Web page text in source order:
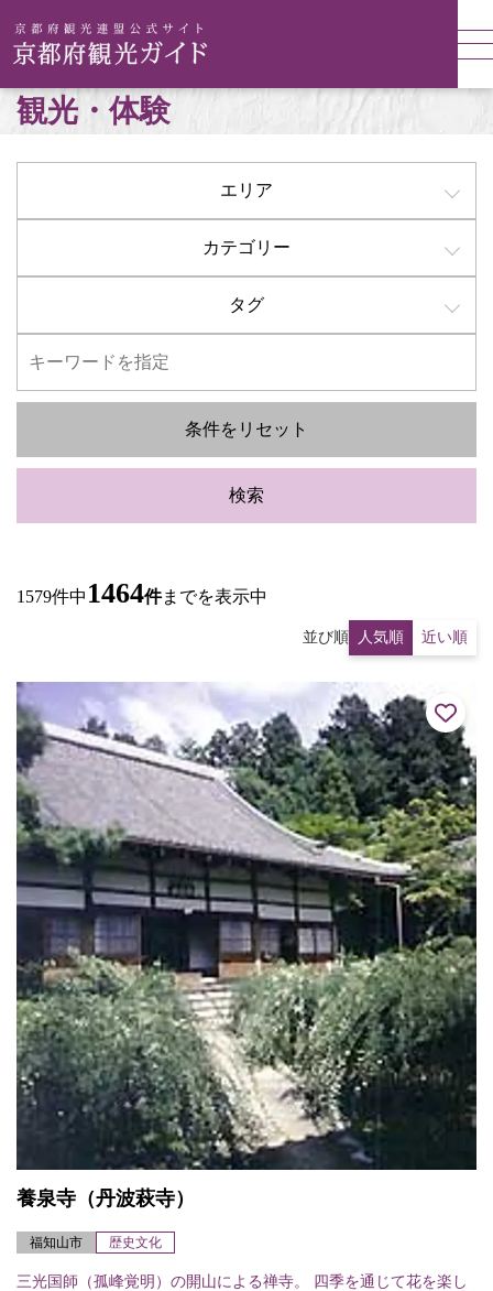
観光・体験
エリア
カテゴリー
タグ
条件をリセット
検索
1579件中 1464件までを表示中
並び順 人気順 近い順
養泉寺（丹波萩寺）
福知山市 歴史文化
三光国師（孤峰覚明）の開山による禅寺。 四季を通じて花を楽し